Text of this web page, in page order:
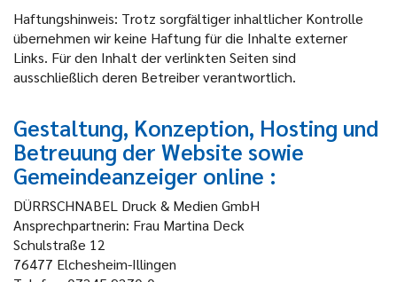
Haftungshinweis: Trotz sorgfältiger inhaltlicher Kontrolle
übernehmen wir keine Haftung für die Inhalte externer
Links. Für den Inhalt der verlinkten Seiten sind
ausschließlich deren Betreiber verantwortlich.
Gestaltung, Konzeption, Hosting und
Betreuung der Website sowie
Gemeindeanzeiger online :
DÜRRSCHNABEL Druck & Medien GmbH
Ansprechpartnerin: Frau Martina Deck
Schulstraße 12
76477 Elchesheim-Illingen